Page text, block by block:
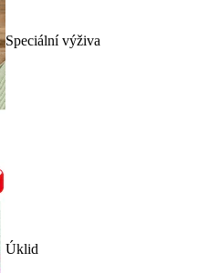
Speciální výživa
Úklid